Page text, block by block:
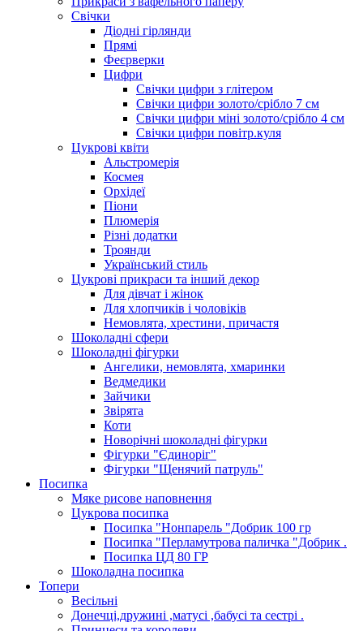
Свічки
Діодні гірлянди
Прямі
Феєрверки
Цифри
Свічки цифри з глітером
Свічки цифри золото/срібло 7 см
Свічки цифри міні золото/срібло 4 см
Свічки цифри повітр.куля
Цукрові квіти
Альстромерія
Космея
Орхідеї
Піони
Плюмерія
Різні додатки
Троянди
Український стиль
Цукрові прикраси та інший декор
Для дівчат і жінок
Для хлопчиків і чоловіків
Немовлята, хрестини, причастя
Шоколадні сфери
Шоколадні фігурки
Ангелики, немовлята, хмаринки
Ведмедики
Зайчики
Звірята
Коти
Новорічні шоколадні фігурки
Фігурки "Єдиноріг"
Фігурки "Щенячий патруль"
Посипка
Мяке рисове наповнення
Цукрова посипка
Посипка "Нонпарель "Добрик 100 гр
Посипка "Перламутрова паличка "Добрик .
Посипка ЦД 80 ГР
Шоколадна посипка
Топери
Весільні
Донечці,дружині ,матусі ,бабусі та сестрі .